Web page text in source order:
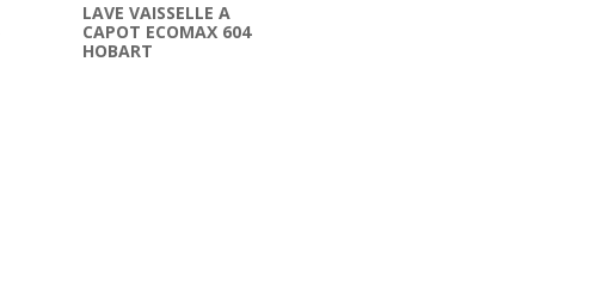
LAVE VAISSELLE A
CAPOT ECOMAX 604
HOBART